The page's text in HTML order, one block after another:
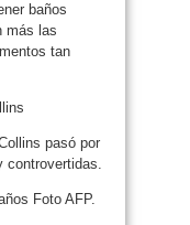
baños
más las
tan
pasó por
controvertidas.
Foto AFP.